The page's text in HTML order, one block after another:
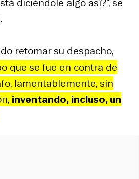
retomar su despacho,
que se fue en contra de
lamentablemente, sin
inventando, incluso, un